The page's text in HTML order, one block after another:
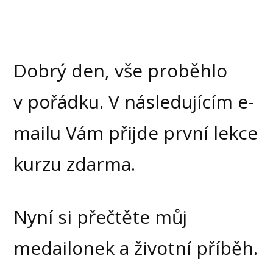
Dobrý den, vše proběhlo
v pořádku. V následujícím e-
mailu Vám přijde první lekce
kurzu zdarma.
Nyní si přečtěte můj
medailonek a životní příběh.